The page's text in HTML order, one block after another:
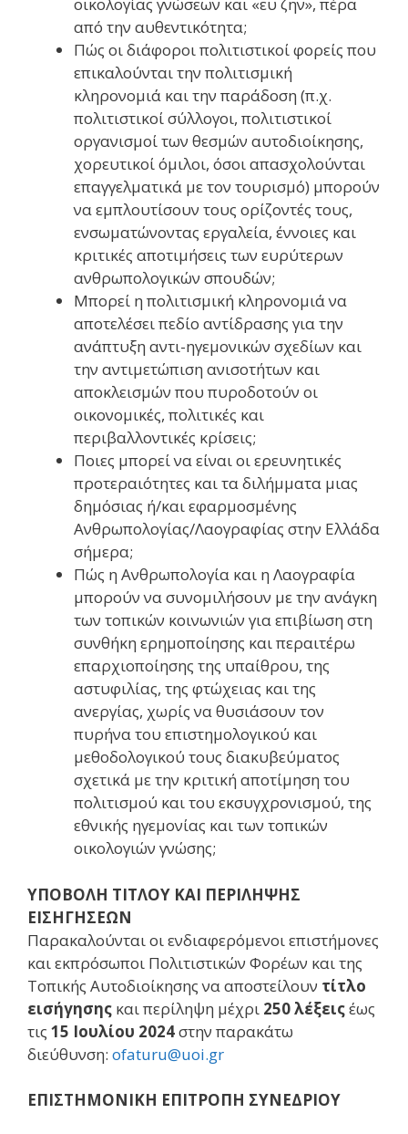
από την αυθεντικότητα;
Πώς οι διάφοροι πολιτιστικοί φορείς που
επικαλούνται την πολιτισμική
κληρονομιά και την παράδοση (π.χ.
πολιτιστικοί σύλλογοι, πολιτιστικοί
οργανισμοί των θεσμών αυτοδιοίκησης,
χορευτικοί όμιλοι, όσοι απασχολούνται
επαγγελματικά με τον τουρισμό) μπορούν
να εμπλουτίσουν τους ορίζοντές τους,
ενσωματώνοντας εργαλεία, έννοιες και
κριτικές αποτιμήσεις των ευρύτερων
ανθρωπολογικών σπουδών;
Μπορεί η πολιτισμική κληρονομιά να
αποτελέσει πεδίο αντίδρασης για την
ανάπτυξη αντι-ηγεμονικών σχεδίων και
την αντιμετώπιση ανισοτήτων και
αποκλεισμών που πυροδοτούν οι
οικονομικές, πολιτικές και
περιβαλλοντικές κρίσεις;
Ποιες μπορεί να είναι οι ερευνητικές
προτεραιότητες και τα διλήμματα μιας
δημόσιας ή/και εφαρμοσμένης
Ανθρωπολογίας/Λαογραφίας στην Ελλάδα
σήμερα;
Πώς η Ανθρωπολογία και η Λαογραφία
μπορούν να συνομιλήσουν με την ανάγκη
των τοπικών κοινωνιών για επιβίωση στη
συνθήκη ερημοποίησης και περαιτέρω
επαρχιοποίησης της υπαίθρου, της
αστυφιλίας, της φτώχειας και της
ανεργίας, χωρίς να θυσιάσουν τον
πυρήνα του επιστημολογικού και
μεθοδολογικού τους διακυβεύματος
σχετικά με την κριτική αποτίμηση του
πολιτισμού και του εκσυγχρονισμού, της
εθνικής ηγεμονίας και των τοπικών
οικολογιών γνώσης;
ΥΠΟΒΟΛΗ ΤΙΤΛΟΥ ΚΑΙ ΠΕΡΙΛΗΨΗΣ
ΕΙΣΗΓΗΣΕΩΝ
Παρακαλούνται οι ενδιαφερόμενοι επιστήμονες
και εκπρόσωποι Πολιτιστικών Φορέων και της
Τοπικής Αυτοδιοίκησης να αποστείλουν τίτλο
εισήγησης και περίληψη μέχρι 250 λέξειςέως
τις 15 Ιουλίου 2024στην παρακάτω
διεύθυνση: ofaturu@uoi.gr
ΕΠΙΣΤΗΜΟΝΙΚΗ ΕΠΙΤΡΟΠΗ ΣΥΝΕΔΡΙΟΥ